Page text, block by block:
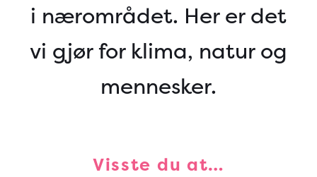
i nærområdet. Her er det
vi gjør for klima, natur og
mennesker.
Visste du at…